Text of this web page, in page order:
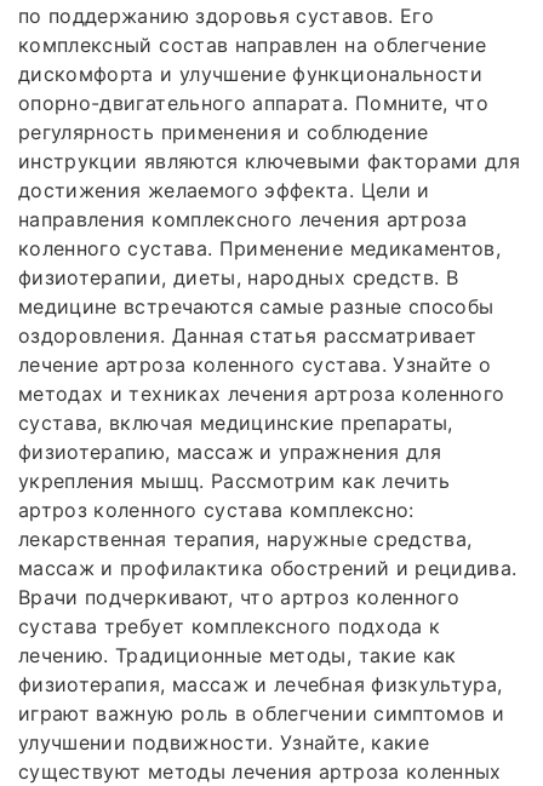
по поддержанию здоровья суставов. Его
комплексный состав направлен на облегчение
дискомфорта и улучшение функциональности
опорно-двигательного аппарата. Помните, что
регулярность применения и соблюдение
инструкции являются ключевыми факторами для
достижения желаемого эффекта. Цели и
направления комплексного лечения артроза
коленного сустава. Применение медикаментов,
физиотерапии, диеты, народных средств. В
медицине встречаются самые разные способы
оздоровления. Данная статья рассматривает
лечение артроза коленного сустава. Узнайте о
методах и техниках лечения артроза коленного
сустава, включая медицинские препараты,
физиотерапию, массаж и упражнения для
укрепления мышц. Рассмотрим как лечить
артроз коленного сустава комплексно:
лекарственная терапия, наружные средства,
массаж и профилактика обострений и рецидива.
Врачи подчеркивают, что артроз коленного
сустава требует комплексного подхода к
лечению. Традиционные методы, такие как
физиотерапия, массаж и лечебная физкультура,
играют важную роль в облегчении симптомов и
улучшении подвижности. Узнайте, какие
существуют методы лечения артроза коленных